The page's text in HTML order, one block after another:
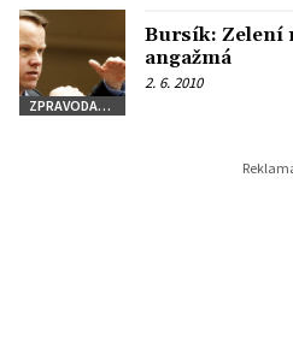
ZPRAVODAJSTVÍ
Bursík: Zelení
angažmá
2. 6. 2010